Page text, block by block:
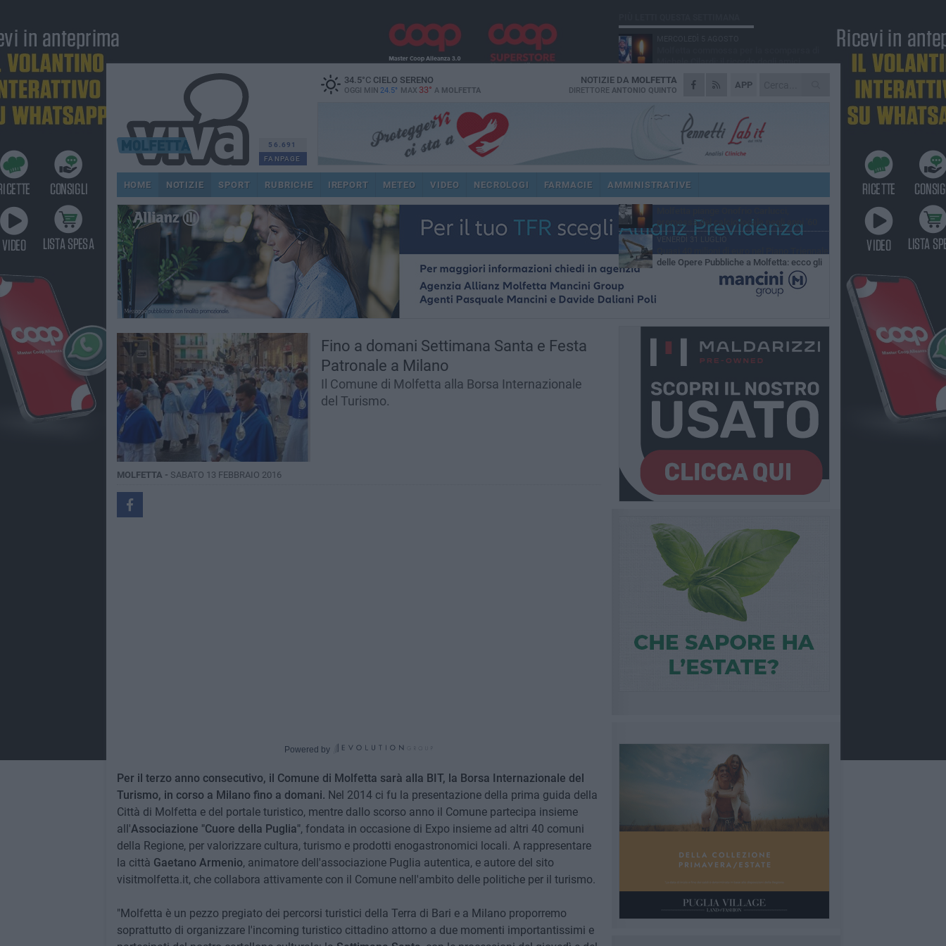
56.691
FANPAGE
34.5°CCIELO SERENO
OGGI MIN 24.5° MAX 33° A MOLFETTA
APP
NOTIZIE DA MOLFETTA
DIRETTORE ANTONIO QUINTO
HOME NOTIZIE SPORT RUBRICHE IREPORT METEO VIDEO NECROLOGI FARMACIE AMMINISTRATIVE
Fino a domani Settimana Santa e Festa
Patronale a Milano
Il Comune di Molfetta alla Borsa Internazionale
del Turismo.
MOLFETTA - SABATO 13 FEBBRAIO 2016
Powered by
Per il terzo anno consecutivo, il Comune di Molfetta sarà alla BIT, la Borsa Internazionale del
Turismo, in corso a Milano fino a domani. Nel 2014 ci fu la presentazione della prima guida della
Città di Molfetta e del portale turistico, mentre dallo scorso anno il Comune partecipa insieme
all'Associazione "Cuore della Puglia", fondata in occasione di Expo insieme ad altri 40 comuni
della Regione, per valorizzare cultura, turismo e prodotti enogastronomici locali. A rappresentare
la città Gaetano Armenio, animatore dell'associazione Puglia autentica, e autore del sito
visitmolfetta.it, che collabora attivamente con il Comune nell'ambito delle politiche per il turismo.
"Molfetta è un pezzo pregiato dei percorsi turistici della Terra di Bari e a Milano proporremo
soprattutto di organizzare l'incoming turistico cittadino attorno a due momenti importantissimi e
Michele Cilardi: il ricordo degli amici
VENERDÌ 31 LUGLIO
TARI 2026, il Sindaco anticipa gli aumenti:
famiglie»
SABATO 1 AGOSTO
La MTM Molfetta cerca autisti e
accompagnatori per gli scuolabus:
pubblicato il bando
SABATO 1 AGOSTO
Consiglio comunale, Siragusa replica ad
Amato: «Mai limitato il diritto di parola, ho
VENERDÌ 31 LUGLIO
promessa del calcio locale negli anni '60
VENERDÌ 31 LUGLIO
delle Opere Pubbliche a Molfetta: ecco gli
interventi previsti fino al 2028